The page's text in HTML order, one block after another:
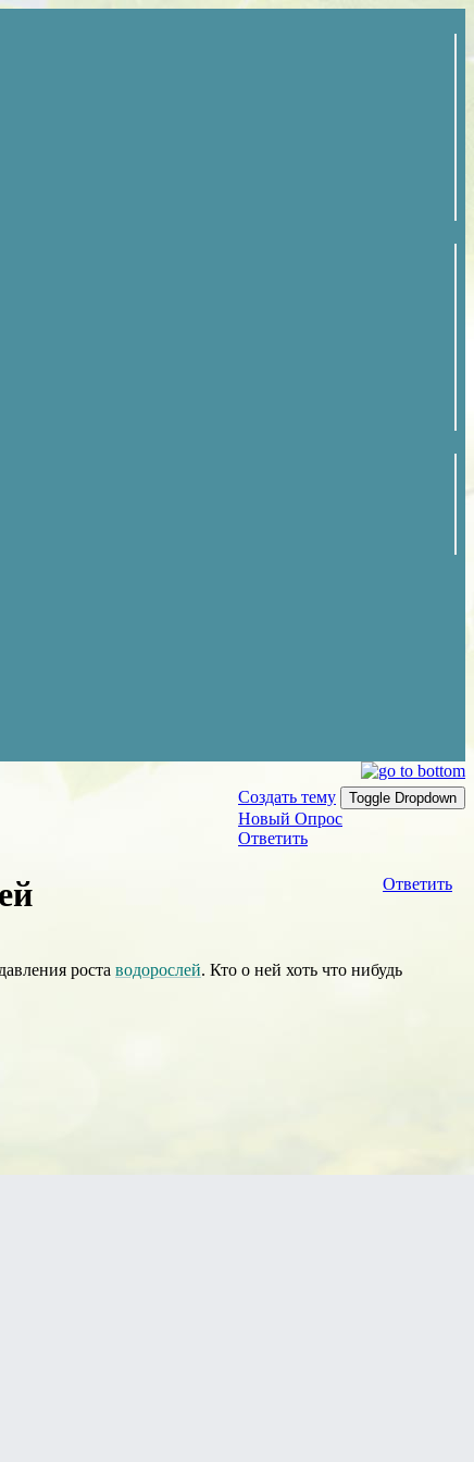
Создать тему
Toggle Dropdown
Новый Опрос
Ответить
Ответить
роста водорослей. Кто о ней хоть что нибудь